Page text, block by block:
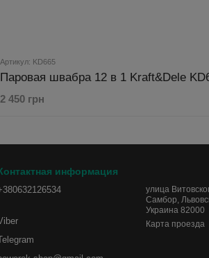
Артикул: KD665
Паровая швабра 12 в 1 Kraft&Dele
2 450 грн
информация
улица
Самбор,
Украина 82000
Карта проезда